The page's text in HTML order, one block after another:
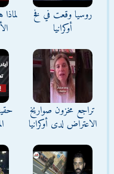
روسيا وقعت في فخ
أوكرانيا
تراجع مخزون صواريخ
الاعتراض لدى أوكرانيا